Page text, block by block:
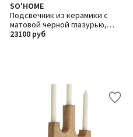
SO'HOME
Подсвечник из керамики с
матовой черной глазурью,
ручная работа
23100 руб